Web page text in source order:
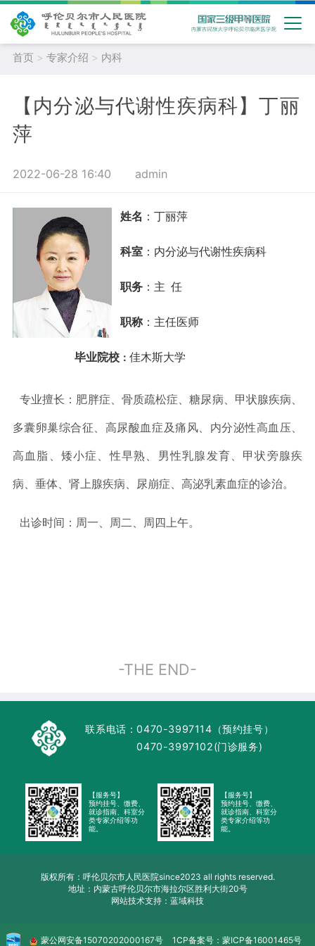
首页 > 专家介绍 > 内科
【内分泌与代谢性疾病科】丁丽
萍
2022-06-28 16:40 admin
姓名 ：丁丽萍
科室： 内分泌与代谢性疾病科
职务：主 任
职称：主任医师
毕业院校： 佳木斯大学
专业擅长：肥胖症、骨质疏松症、糖尿病、甲状腺疾病、
多囊卵巢综合征、高尿酸血症及痛风、内分泌性高血压、
高血脂、矮小症、性早熟、男性乳腺发育、甲状旁腺疾
病、垂体、肾上腺疾病、尿崩症、高泌乳素血症的诊治。
出诊时间：周一、周二、周四上午。
-THE END-
联系电话：0470-3997114（预约挂号）
0470-3997102(门诊服务)
【服务号】
预约挂号、缴费、
就诊指南、科室分
类专家介绍等功
能。
【服务号】
预约挂号、缴费、
就诊指南、科室分
类专家介绍等功
能。
版权所有：呼伦贝尔市人民医院since2023 all rights reserved.
地址：内蒙古呼伦贝尔市海拉尔区胜利大街20号
网站技术支持：蓝域科技
蒙公网安备15070202000167号 1CP备案号：蒙ICP备16001465号